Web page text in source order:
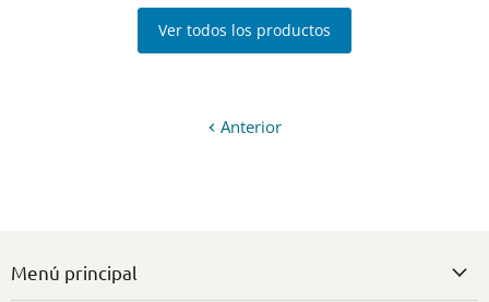
Ver todos los productos
Anterior
Menú principal